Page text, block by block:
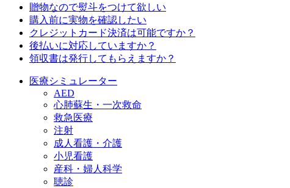
贈物なので熨斗をつけて欲しい
購入前に実物を確認したい
クレジットカード決済は可能ですか？
後払いに対応していますか？
領収書は発行してもらえますか？
医療シミュレーター
AED
心肺蘇生・一次救命
救急医療
注射
成人看護・介護
小児看護
産科・婦人科学
聴診